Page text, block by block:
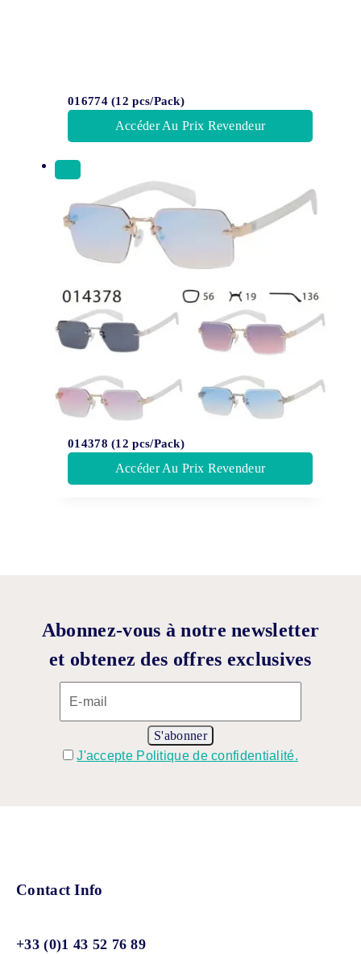
016774 (12 pcs/Pack)
Accéder Au Prix Revendeur
014378 (12 pcs/Pack)
Accéder Au Prix Revendeur
Abonnez-vous à notre newsletter
et obtenez des offres exclusives
J'accepte Politique de confidentialité.
Contact Info
+33 (0)1 43 52 76 89